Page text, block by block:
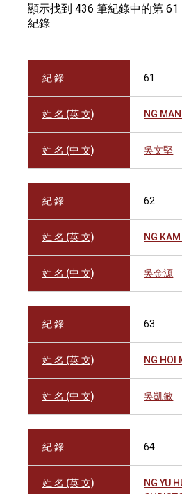
顯示找到 436 筆紀錄中的第 61
紀錄
紀 錄 61
姓 名 (英 文) NG
姓 名 (中 文) 吳文堅
紀 錄 62
姓 名 (英 文) NG KAM
姓 名 (中 文) 吳金源
紀 錄 63
姓 名 (英 文) NG HOI
姓 名 (中 文) 吳凱敏
紀 錄 64
姓 名 (英 文)
NG YU